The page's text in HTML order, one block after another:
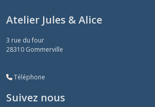
Atelier Jules & Alice
3 rue du four
28310 Gommerville
Téléphone
Suivez nous